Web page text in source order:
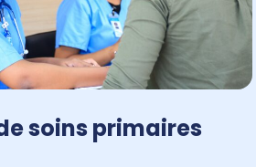
soins primaires